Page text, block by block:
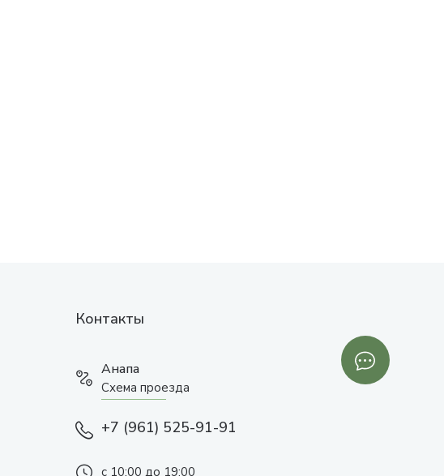
Контакты
Анапа
Схема проезда
+7 (961) 525-91-91
с 10:00 до 19:00